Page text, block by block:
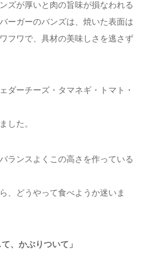
ズが厚いと肉の旨味が損なわれる
ーガーのバンズは、焼いた表面は
フワで、具材の美味しさを逃さず
ダーチーズ・タマネギ・トマト・
した。
ランスよくこの高さを作っている
、どうやって食べようか迷いま
、かぶりついて」